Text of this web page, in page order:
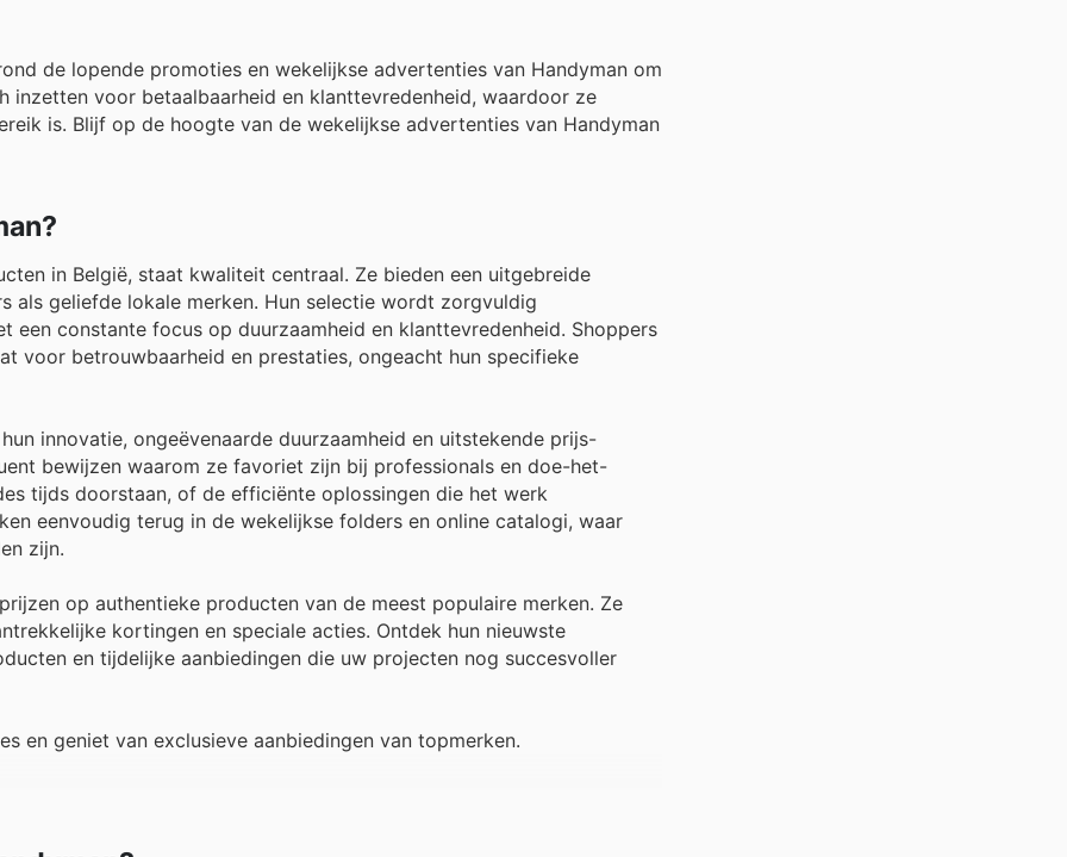
de lopende promoties en wekelijkse advertenties van Handyman om
voor betaalbaarheid en klanttevredenheid, waardoor ze
is. Blijf op de hoogte van de wekelijkse advertenties van Handyman
in België, staat kwaliteit centraal. Ze bieden een uitgebreide
als geliefde lokale merken. Hun selectie wordt zorgvuldig
een constante focus op duurzaamheid en klanttevredenheid. Shoppers
voor betrouwbaarheid en prestaties, ongeacht hun specifieke
innovatie, ongeëvenaarde duurzaamheid en uitstekende prijs-
bewijzen waarom ze favoriet zijn bij professionals en doe-het-
tijds doorstaan, of de efficiënte oplossingen die het werk
eenvoudig terug in de wekelijkse folders en online catalogi, waar
zijn.
op authentieke producten van de meest populaire merken. Ze
kortingen en speciale acties. Ontdek hun nieuwste
en tijdelijke aanbiedingen die uw projecten nog succesvoller
en geniet van exclusieve aanbiedingen van topmerken.